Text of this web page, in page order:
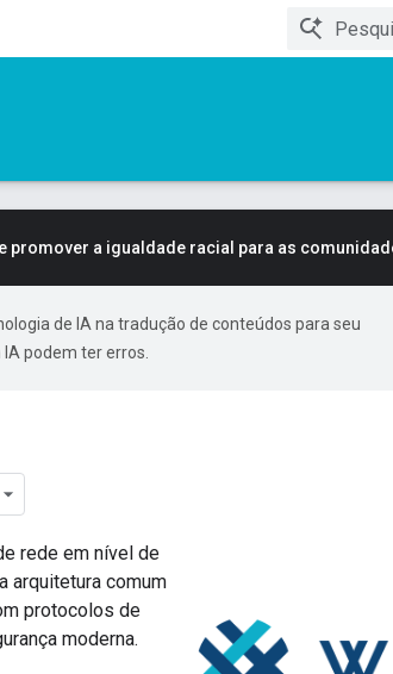
promover a igualdade racial para as
de IA na tradução de conteúdos para seu
podem ter erros.
rede em nível de
arquitetura comum
protocolos de
moderna.